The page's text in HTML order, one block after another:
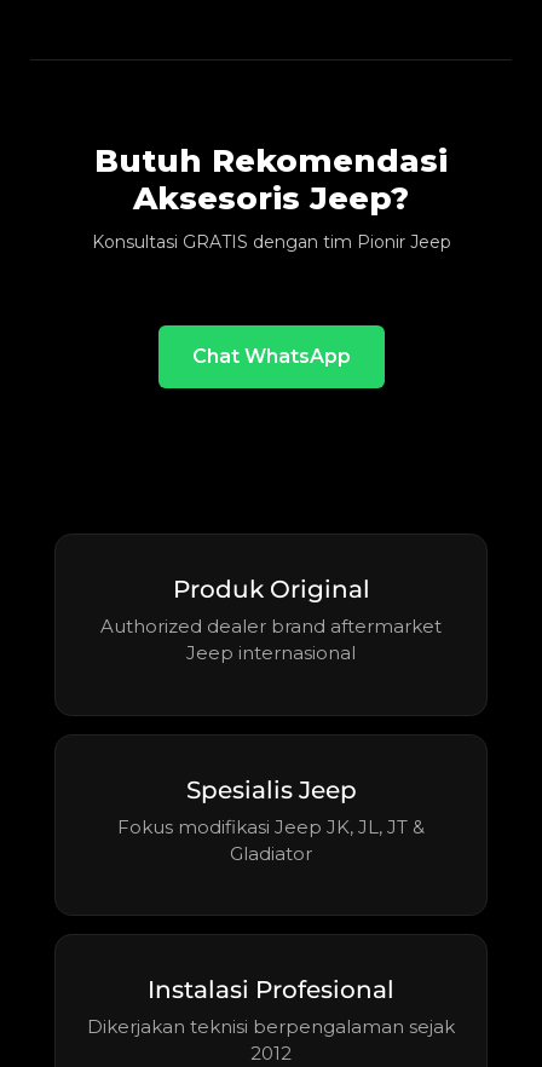
Butuh Rekomendasi
Aksesoris Jeep?
Konsultasi GRATIS dengan tim Pionir Jeep
Chat WhatsApp
Produk Original
Authorized dealer brand aftermarket
Jeep internasional
Spesialis Jeep
Fokus modifikasi Jeep JK, JL, JT &
Gladiator
Instalasi Profesional
Dikerjakan teknisi berpengalaman sejak
2012